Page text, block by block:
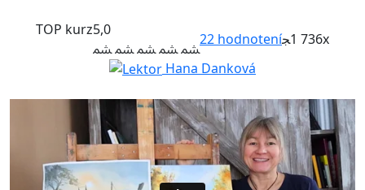
TOP kurz5,0
22 hodnotení 1 736x
Hana Danková